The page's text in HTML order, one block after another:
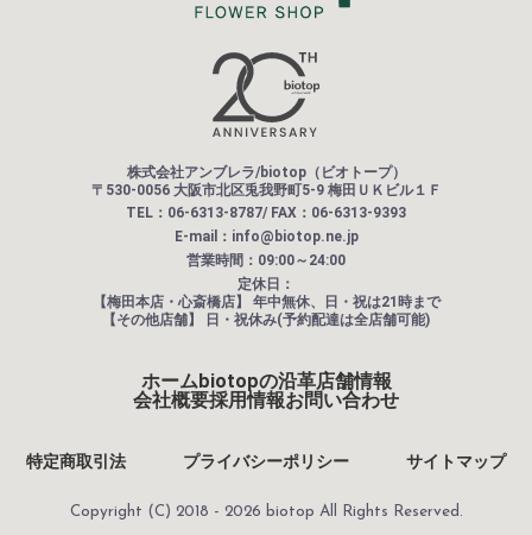
株式会社アンブレラ/biotop（ビオトープ）
〒530-0056 大阪市北区兎我野町5-9 梅田ＵＫビル１Ｆ
TEL：06-6313-8787/ FAX：06-6313-9393
E-mail：info@biotop.ne.jp
営業時間：09:00～24:00
定休日：
【梅田本店・心斎橋店】 年中無休、日・祝は21時まで
【その他店舗】
日・祝休み(予約配達は全店舗可能)
ホームbiotopの沿革店舗情報
会社概要採用情報お問い合わせ
特定商取引法 プライバシーポリシー サイトマップ
Copyright (C) 2018 - 2026 biotop All Rights Reserved.